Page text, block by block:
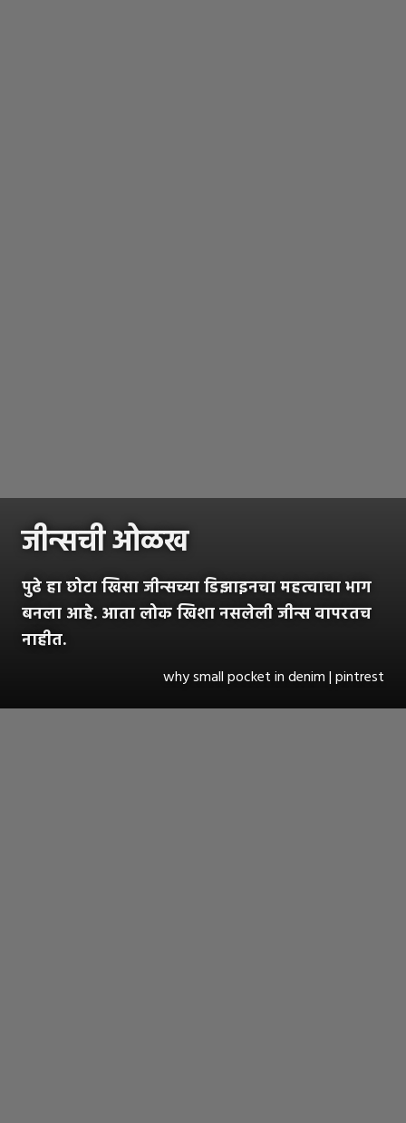
जीन्सची ओळख
पुढे हा छोटा खिसा जीन्सच्या डिझाइनचा महत्वाचा भाग
बनला आहे. आता लोक खिशा नसलेली जीन्स वापरतच
नाहीत.
why small pocket in denim | pintrest